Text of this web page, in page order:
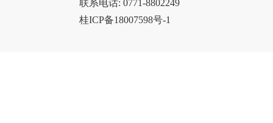
联系电话: 0771-8802249
桂ICP备18007598号-1